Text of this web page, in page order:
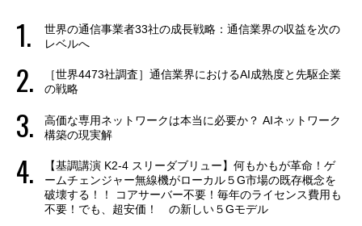
世界の通信事業者33社の成長戦略：通信業界の収益を次の
レベルへ
［世界4473社調査］通信業界におけるAI成熟度と先駆企業
の戦略
高価な専用ネットワークは本当に必要か？ AIネットワーク
構築の現実解
【基調講演 K2-4 スリーダブリュー】何もかもが革命！ゲ
ームチェンジャー無線機がローカル５G市場の既存概念を
破壊する！！ コアサーバー不要！毎年のライセンス費用も
不要！でも、超安価！ の新しい５Gモデル